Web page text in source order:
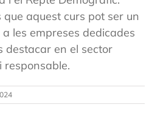
que aquest curs pot ser un
les empreses dedicades
destacar en el sector
responsable.